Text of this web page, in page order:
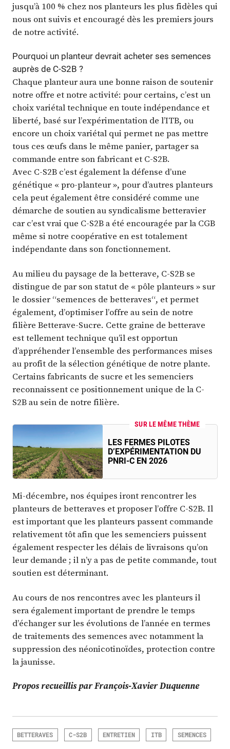
jusqu’à 100 % chez nos planteurs les plus fidèles qui
nous ont suivis et encouragé dès les premiers jours
de notre activité.
Pourquoi un planteur devrait acheter ses semences
auprès de C-S2B ?
Chaque planteur aura une bonne raison de soutenir
notre offre et notre activité: pour certains, c’est un
choix variétal technique en toute indépendance et
liberté, basé sur l’expérimentation de l’ITB, ou
encore un choix variétal qui permet ne pas mettre
tous ces œufs dans le même panier, partager sa
commande entre son fabricant et C-S2B.
Avec C-S2B c’est également la défense d’une
génétique « pro-planteur », pour d’autres planteurs
cela peut également être considéré comme une
démarche de soutien au syndicalisme betteravier
car c’est vrai que C-S2B a été encouragée par la CGB
même si notre coopérative en est totalement
indépendante dans son fonctionnement.
Au milieu du paysage de la betterave, C-S2B se
distingue de par son statut de « pôle planteurs » sur
le dossier “semences de betteraves“, et permet
également, d’optimiser l’offre au sein de notre
filière Betterave-Sucre. Cette graine de betterave
est tellement technique qu’il est opportun
d’appréhender l’ensemble des performances mises
au profit de la sélection génétique de notre plante.
Certains fabricants de sucre et les semenciers
reconnaissent ce positionnement unique de la C-
S2B au sein de notre filière.
SUR LE MÊME THÈME
LES FERMES PILOTES
D’EXPÉRIMENTATION DU
PNRI-C EN 2026
Mi-décembre, nos équipes iront rencontrer les
planteurs de betteraves et proposer l’offre C-S2B. Il
est important que les planteurs passent commande
relativement tôt afin que les semenciers puissent
également respecter les délais de livraisons qu’on
leur demande ; il n’y a pas de petite commande, tout
soutien est déterminant.
Au cours de nos rencontres avec les planteurs il
sera également important de prendre le temps
d’échanger sur les évolutions de l’année en termes
de traitements des semences avec notamment la
suppression des néonicotinoïdes, protection contre
la jaunisse.
Propos recueillis par François-Xavier Duquenne
BETTERAVES C-S2B ENTRETIEN ITB SEMENCES